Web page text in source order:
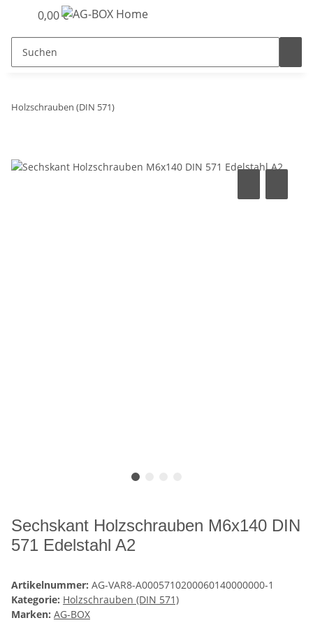
0,00 €
Holzschrauben (DIN 571)
Sechskant Holzschrauben M6x140 DIN
571 Edelstahl A2
Artikelnummer: AG-VAR8-A0005710200060140000000-1
Kategorie: Holzschrauben (DIN 571)
Marken: AG-BOX